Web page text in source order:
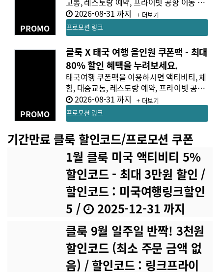
PROMO
비스, 유심 와이파이, 숙소, 투어 등 일본 여
행에 필요한 상품을 최대 90% 할인된 가격
으로 이용하실 수 있습니다. 쿠폰팩 상세보
기 8% 할인 (3개) 일본 액티비티 & 체험, 대
중 교통 및 레스토랑예약 & 할인 상품 8% 할
인 (앱 전용) 예약 확정 후 자동으로 계정에
쿠폰팩이 지급됩니다. (이메일로 예약확정
메일 전송) 최대 할인 금액 : JPY 1,500 유효
기간 : 90일 후 만료. 앱에서만 사용 가능. 1
0% 할인(1개) 일본 프라이빗 공항 이동 서비
스 10% 할인 (앱 전용) 예약 확정 후 자동으
로 계정에 쿠폰팩이 지급됩니다. (이메일로
예약확정 메일 전송) 최대 할인 금액 : JPY 2,
000 유효기간 : 90일 후 만료. 앱에서만 사용
가능. ¥ 500 (1개) 일본 유심 & 와이파이 JP
Y 500 할인 (앱 전용) 예약 확정 후 자동으로
계정에 쿠폰팩이 지급됩니다. (이메일로 예
약확정 메일 전송) 유효기간 : 90일 후 만료.
앱에서만 사용 가능. 5% 할인 (2개) 일본 숙
소 5% 할인 (앱 전용) 예약 확정 후 자동으로
계정에 쿠폰팩이 지급됩니다. (이메일로 예
약확정 메일 전송) 최대 할인 금액 : JPY 5,0
00 유효기간 : 90일 후 만료. 앱에서만 사용
가능. ¥ 100 (3개) 투어 JPY 100 할인 - 추가
2026-08-31 까지
+ 더보기
프로모션 링크
PROMO
클룩 X 태국 여행 올인원 쿠폰팩 - 최대
80% 할인 혜택을 누려보세요.
태국여행 쿠폰팩을 이용하시면 액티비티, 체
험, 대중교통, 레스토랑 예약, 프라이빗 공항
이동 서비스, 유심 와이파이, 숙소, 투어 등
태국 여행에 필요한 상품을 최대 80% 할인
된 가격으로 이용하실 수 있습니다. 쿠폰팩
상세보기 10% 할인 (1개) 태국 액티비티 &
체험 10% 할인 (앱 전용) 예약 확정 후 자동
으로 계정에 쿠폰팩이 지급됩니다. (이메일
로 예약확정 메일 전송) 최대 할인 금액 : TH
B 400 유효기간 : 60일 후 만료. 앱에서만 사
용 가능. 8% 할인(1개) 태국 스파 & 마사지
8% 할인 (앱 전용) 예약 확정 후 자동으로 계
정에 쿠폰팩이 지급됩니다. (이메일로 예약
확정 메일 전송) 최대 할인 금액 : THB 300
유효기간 : 60일 후 만료. 앱에서만 사용 가
능. 8% 할인 (1개) 태국 티켓 & 입장권 8%
할인 (앱 전용) 예약 확정 후 자동으로 계정에
쿠폰팩이 지급됩니다. (이메일로 예약확정
2026-08-31 까지
+ 더보기
프로모션 링크
기간만료클룩 할인코드/프로모션 쿠폰
1월 클룩 미국 액티비티 5%
할인코드 - 최대 3만원 할인 /
할인코드 : 미국여행링크할인
5 /
2025-12-31 까지
클룩 9월 일주일 반짝! 3천원
할인코드 (최소 주문 금액 없
음) / 할인코드 : 링크프라이